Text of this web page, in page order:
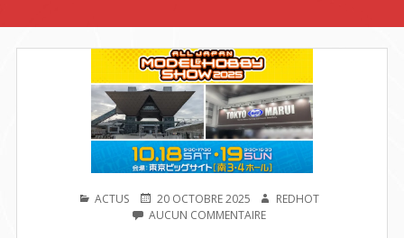
PUBLIÉ
ACTUS
PUBLIÉ
LE
20 OCTOBRE 2025 AUTEUR
REDHOT
AUCUN COMMENTAIRESUR